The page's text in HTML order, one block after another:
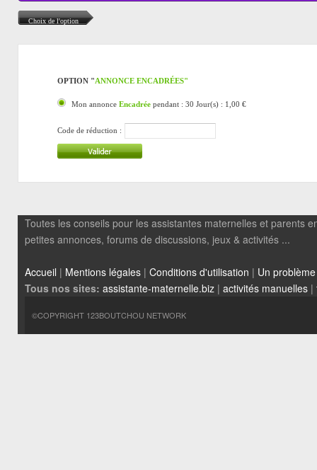
Choix de l'option
OPTION "ANNONCE ENCADRÉES"
Mon annonce Encadrée pendant : 30 Jour(s) : 1,00 €
Code de réduction :
Toutes les conseils pour les assistantes maternelles et parents
petites annonces, forums de discussions, jeux & activités ...
Accueil | Mentions légales | Conditions d'utilisation | Un
Tous nos sites: assistante-maternelle.biz | activités manuelles |
©COPYRIGHT 123BOUTCHOU NETWORK